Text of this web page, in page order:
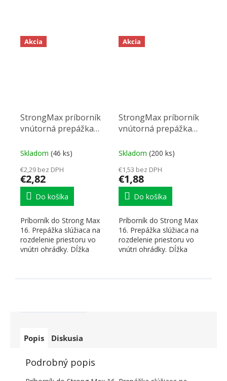
Akcia
StrongMax príborník
vnútorná prepážka
Skladom (46 ks)
€2,29 bez DPH
€2,82
Do košíka
Príborník do Strong Max
16. Prepážka slúžiaca na
rozdelenie priestoru vo
vnútri ohrádky. Dĺžka
Akcia
StrongMax príborník
vnútorná prepážka
Skladom (200 ks)
€1,53 bez DPH
€1,88
Do košíka
Príborník do Strong Max
16. Prepážka slúžiaca na
rozdelenie priestoru vo
vnútri ohrádky. Dĺžka
Popis Diskusia
Podrobný popis